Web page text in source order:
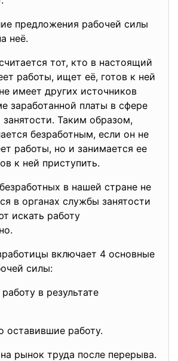
предложения рабочей силы
неё.
тот, кто в настоящий
работы, ищет её, готов к ней
имеет других источников
заработанной платы в сфере
Таким образом,
безработным, если он не
работы, но и занимается ее
к ней приступить.
в нашей стране не
в органах службы занятости
искать работу
включает 4 основные
силы:
в результате
оставившие работу.
рынок труда после перерыва.